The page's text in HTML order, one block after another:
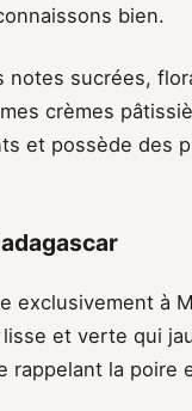
bien.
notes sucrées,
crèmes
et possède des
exclusivement à
et verte qui
la poire